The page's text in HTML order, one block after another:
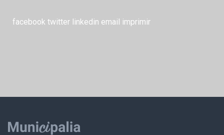
facebook twitter linkedin email imprimir